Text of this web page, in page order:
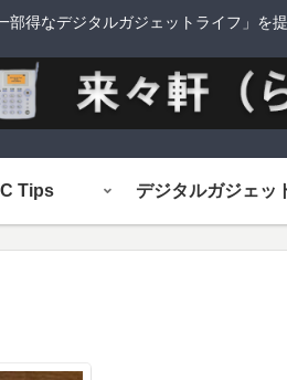
部得なデジタルガジェットライフ」を
Tips デジタルガジェッ